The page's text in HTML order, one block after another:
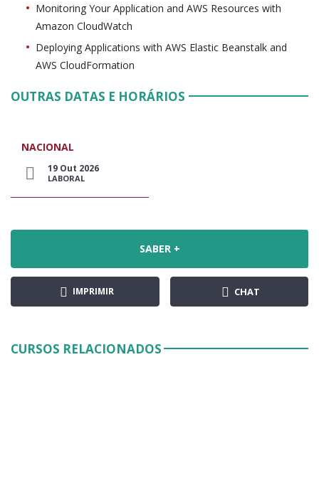
Monitoring Your Application and AWS Resources with
Amazon CloudWatch
Deploying Applications with AWS Elastic Beanstalk and
AWS CloudFormation
OUTRAS DATAS E HORÁRIOS
NACIONAL
19 Out 2026
LABORAL
SABER +
IMPRIMIR CHAT
CURSOS RELACIONADOS